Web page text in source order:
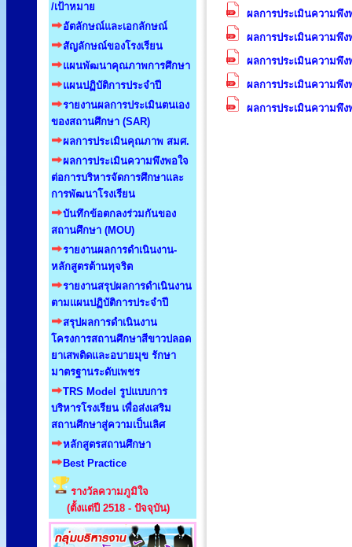
/เป้าหมาย
อัตลักษณ์และเอกลักษณ์
สัญลักษณ์ของโรงเรียน
แผนพัฒนาคุณภาพการศึกษา
แผนปฏิบัติการประจำปี
รายงานผลการประเมินตนเอง
ของสถานศึกษา (SAR)
ผลการประเมินคุณภาพ สมศ.
ผลการประเมินความพึงพอใจ
ต่อการบริหารจัดการศึกษาและ
การพัฒนาโรงเรียน
บันทึกข้อตกลงร่วมกันของ
สถานศึกษา (MOU)
รายงานผลการดำเนินงาน-
หลักสูตรต้านทุจริต
รายงานสรุปผลการดำเนินงาน
ตามแผนปฏิบัติการประจำปี
สรุปผลการดำเนินงาน
โครงการสถานศึกษาสีขาวปลอด
ยาเสพติดและอบายมุข รักษา
มาตรฐานระดับเพชร
TRS Model รูปแบบการ
บริหารโรงเรียน เพื่อส่งเสริม
สถานศึกษาสู่ความเป็นเลิศ
หลักสูตรสถานศึกษา
Best Practice
รางวัลความภูมิใจ
(ตั้งแต่ปี 2518 - ปัจจุบัน)
ผลการประเมินความพึ
ผลการประเมินความพึ
ผลการประเมินความพึ
ผลการประเมินความพึ
ผลการประเมินความพึ